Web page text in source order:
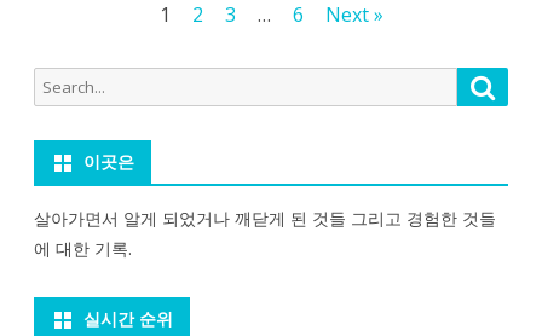
이
김
1 2 3 … 6 Next »
Search
for:
이곳은
살아가면서 알게 되었거나 깨닫게 된 것들 그리고 경험한 것들
에 대한 기록.
실시간 순위